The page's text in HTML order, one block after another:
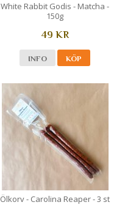
White Rabbit Godis - Matcha -
150g
49 KR
INFO KÖP
Ölkorv - Carolina Reaper - 3 st